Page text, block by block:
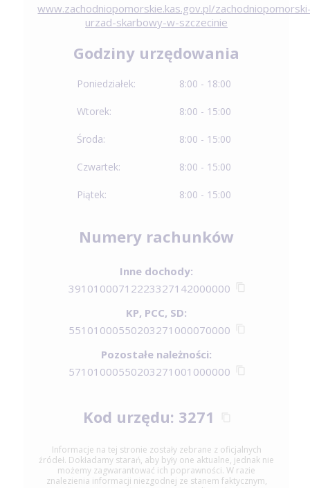
www.zachodniopomorskie.kas.gov.pl/
urzad-skarbowy-w-szczecinie
Godziny urzędowania
Poniedziałek: 8:00 - 18:00
Wtorek: 8:00 - 15:00
Środa: 8:00 - 15:00
Czwartek: 8:00 - 15:00
Piątek: 8:00 - 15:00
Numery rachunków
Inne dochody:
39101000712223327142000000
KP, PCC, SD:
55101000550203271000070000
Pozostałe należności:
57101000550203271001000000
Kod urzędu: 3271
Informacje na tej stronie zostały zebrane z oficjalnych
źródeł. Dokładamy starań, aby były one aktualne, jednak nie
możemy zagwarantować ich poprawności. W razie
znalezienia informacji niezgodnej ze stanem faktycznym,